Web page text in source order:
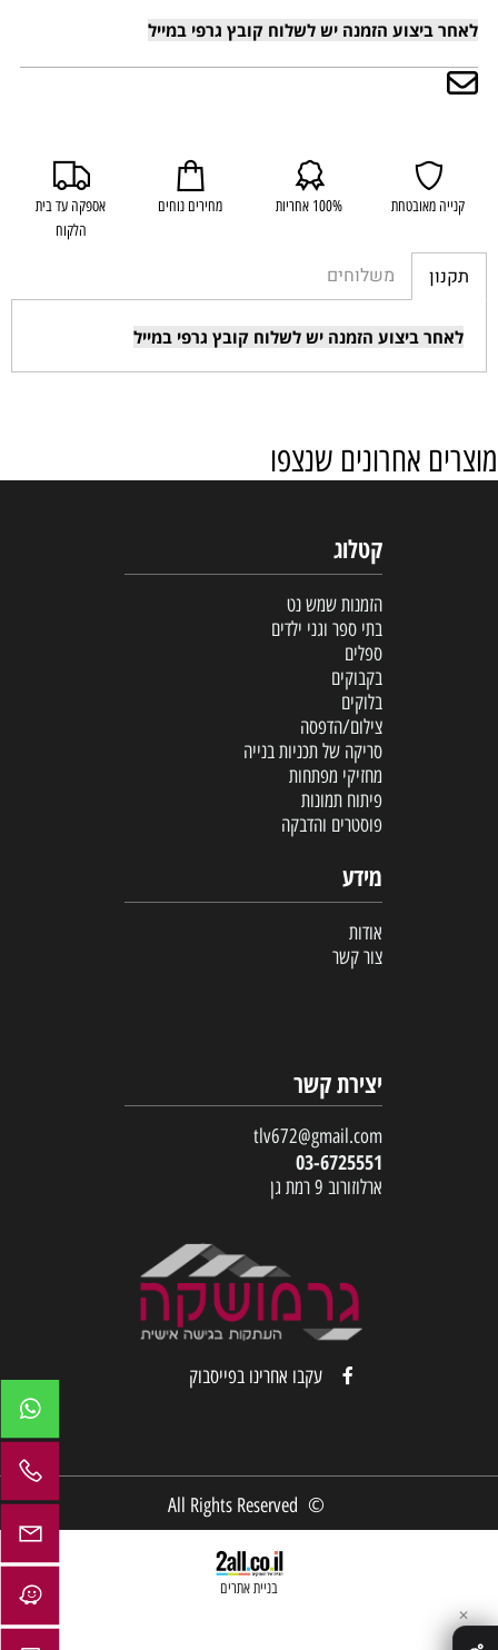
לאחר ביצוע הזמנה יש לשלוח קובץ גרפי במייל
קנייה מאובטחת 100% אחריות מחירים נוחים
אספקה עד בית
הלקוח
תקנון משלוחים
לאחר ביצוע הזמנה יש לשלוח קובץ גרפי במייל
מוצרים אחרונים שנצפו
קטלוג
הזמנות שמש נט
בתי ספר וגני ילדים
ספלים
בקבוקים
בלוקים
צילום/הדפסה
סריקה של תכניות בנייה
מחזיקי מפתחות
פיתוח תמונות
פוסטרים והדבקה
מידע
אודות
צור קשר
יצירת קשר
tlv672@gmail.com
03-6725551
ארלוזורוב 9 רמת גן
עקבו אחרינו בפייסבוק
© All Rights Reserved
בניית אתרים
✕